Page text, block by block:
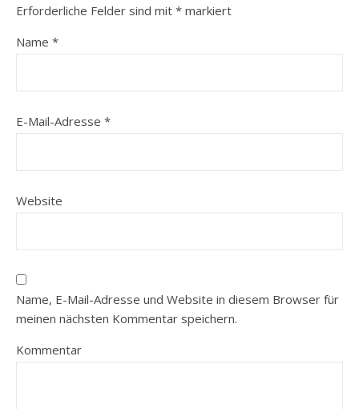
Erforderliche Felder sind mit * markiert
Name *
E-Mail-Adresse *
Website
Name, E-Mail-Adresse und Website in diesem Browser für
meinen nächsten Kommentar speichern.
Kommentar